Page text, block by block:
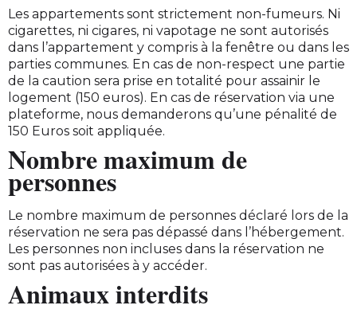
Les appartements sont strictement non-fumeurs. Ni
cigarettes, ni cigares, ni vapotage ne sont autorisés
dans l’appartement y compris à la fenêtre ou dans les
parties communes. En cas de non-respect une partie
de la caution sera prise en totalité pour assainir le
logement (150 euros). En cas de réservation via une
plateforme, nous demanderons qu’une pénalité de
150 Euros soit appliquée.
Nombre maximum de
personnes
Le nombre maximum de personnes déclaré lors de la
réservation ne sera pas dépassé dans l’hébergement.
Les personnes non incluses dans la réservation ne
sont pas autorisées à y accéder.
Animaux interdits